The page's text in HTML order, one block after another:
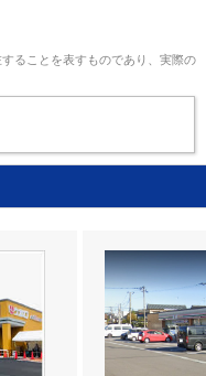
ることを表すものであり、実際の